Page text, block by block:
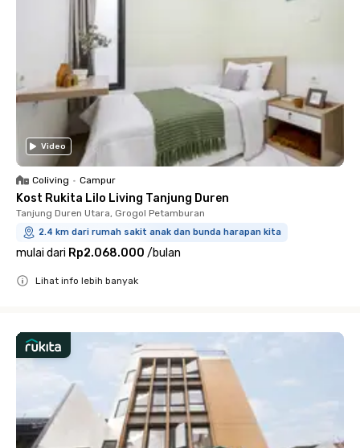
Video
Coliving • Campur
Kost Rukita Lilo Living Tanjung Duren
Tanjung Duren Utara, Grogol Petamburan
2.4 km dari rumah sakit anak dan bunda harapan kita
mulai dari Rp2.068.000 /bulan
Lihat info lebih banyak